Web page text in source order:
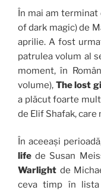
În mai am
of dark magic) de
aprilie. A fost
patrulea volum al
moment, în
volume), The lost
a plăcut foarte mult
de Elif Shafak, care
În aceeași
life de Susan
Warlight de
ceva timp în